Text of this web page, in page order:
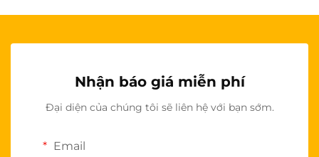
Nhận báo giá miễn phí
Đại diện của chúng tôi sẽ liên hệ với bạn sớm.
Email